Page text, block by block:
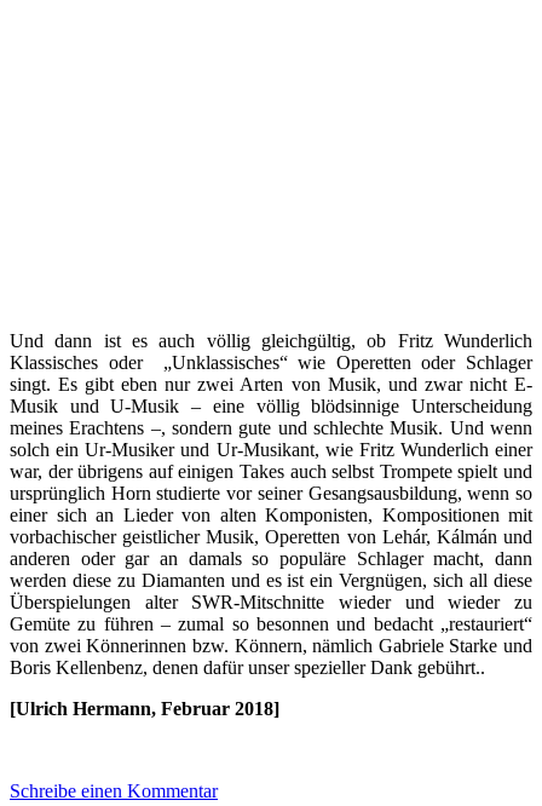
Und dann ist es auch völlig gleichgültig, ob Fritz Wunderlich
Klassisches oder „Unklassisches“ wie Operetten oder Schlager
singt. Es gibt eben nur zwei Arten von Musik, und zwar nicht E-
Musik und U-Musik – eine völlig blödsinnige Unterscheidung
meines Erachtens –, sondern gute und schlechte Musik. Und wenn
solch ein Ur-Musiker und Ur-Musikant, wie Fritz Wunderlich einer
war, der übrigens auf einigen Takes auch selbst Trompete spielt und
ursprünglich Horn studierte vor seiner Gesangsausbildung, wenn so
einer sich an Lieder von alten Komponisten, Kompositionen mit
vorbachischer geistlicher Musik, Operetten von Lehár, Kálmán und
anderen oder gar an damals so populäre Schlager macht, dann
werden diese zu Diamanten und es ist ein Vergnügen, sich all diese
Überspielungen alter SWR-Mitschnitte wieder und wieder zu
Gemüte zu führen – zumal so besonnen und bedacht „restauriert“
von zwei Könnerinnen bzw. Könnern, nämlich Gabriele Starke und
Boris Kellenbenz, denen dafür unser spezieller Dank gebührt..
[Ulrich Hermann, Februar 2018]
Schreibe einen Kommentar